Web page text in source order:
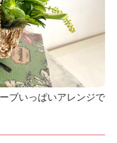
ブいっぱいアレンジで